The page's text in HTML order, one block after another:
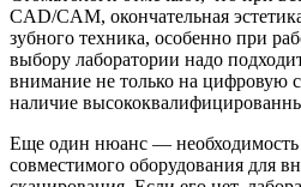
CAD/CAM, окончательная
зубного техника, особенно при
выбору лаборатории надо
внимание не только на цифровую
наличие
Еще один нюанс — необходимость
совместимого оборудования для